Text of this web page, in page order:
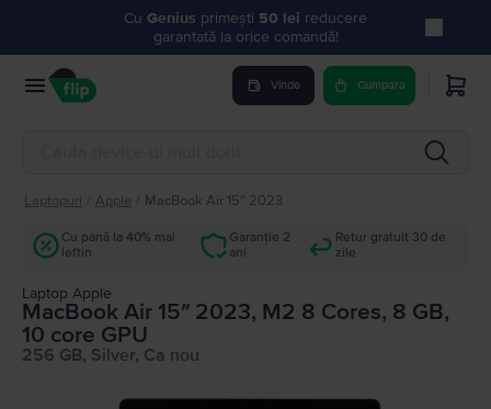
Cu Genius primești 50 lei reducere
garantată la orice comandă!
Vinde Cumpara
Laptopuri Apple MacBook Air 15″ 2023
Cu până la 40% mai
ieftin
Garanție 2
ani
Retur gratuit 30 de
zile
Laptop Apple
MacBook Air 15″ 2023, M2 8 Cores, 8 GB,
10 core GPU
256 GB, Silver, Ca nou